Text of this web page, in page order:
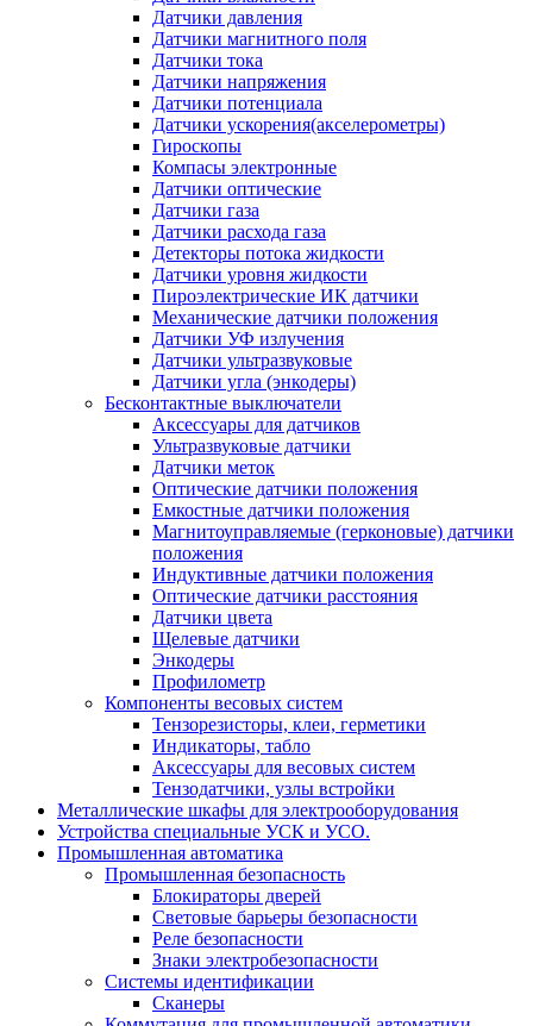
Датчики давления
Датчики магнитного поля
Датчики тока
Датчики напряжения
Датчики потенциала
Датчики ускорения(акселерометры)
Гироскопы
Компасы электронные
Датчики оптические
Датчики газа
Датчики расхода газа
Детекторы потока жидкости
Датчики уровня жидкости
Пироэлектрические ИК датчики
Механические датчики положения
Датчики УФ излучения
Датчики ультразвуковые
Датчики угла (энкодеры)
Бесконтактные выключатели
Аксессуары для датчиков
Ультразвуковые датчики
Датчики меток
Оптические датчики положения
Емкостные датчики положения
Магнитоуправляемые (герконовые) датчики
положения
Индуктивные датчики положения
Оптические датчики расстояния
Датчики цвета
Щелевые датчики
Энкодеры
Профилометр
Компоненты весовых систем
Тензорезисторы, клеи, герметики
Индикаторы, табло
Аксессуары для весовых систем
Тензодатчики, узлы встройки
Металлические шкафы для электрооборудования
Устройства специальные УСК и УСО.
Промышленная автоматика
Промышленная безопасность
Блокираторы дверей
Световые барьеры безопасности
Реле безопасности
Знаки электробезопасности
Системы идентификации
Сканеры